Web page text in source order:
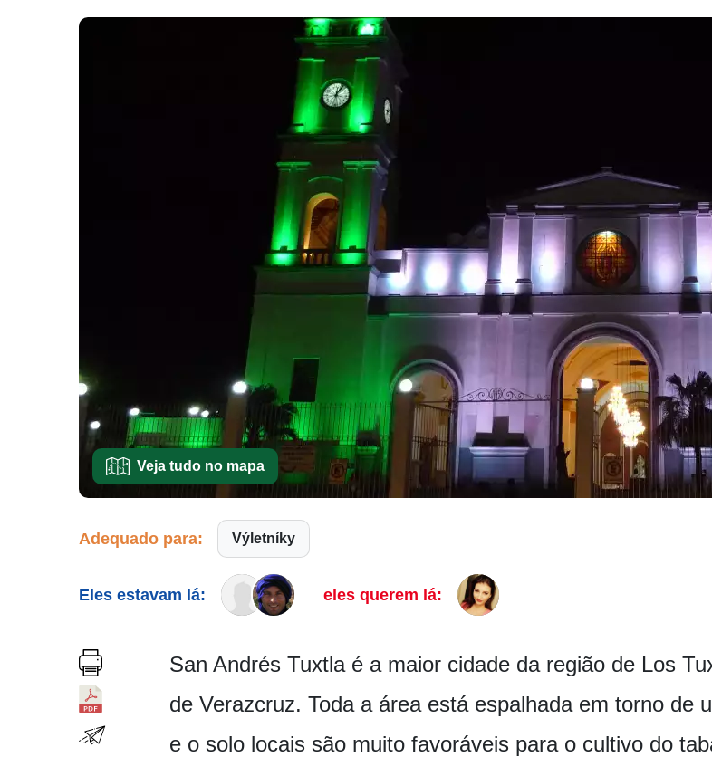
Veja tudo no mapa
Adequado para: Výletníky
Eles estavam lá: eles querem lá:
San Andrés Tuxtla é a maior cidade da região de Los
de Verazcruz. Toda a área está espalhada em torno de
e o solo locais são muito favoráveis para o cultivo do